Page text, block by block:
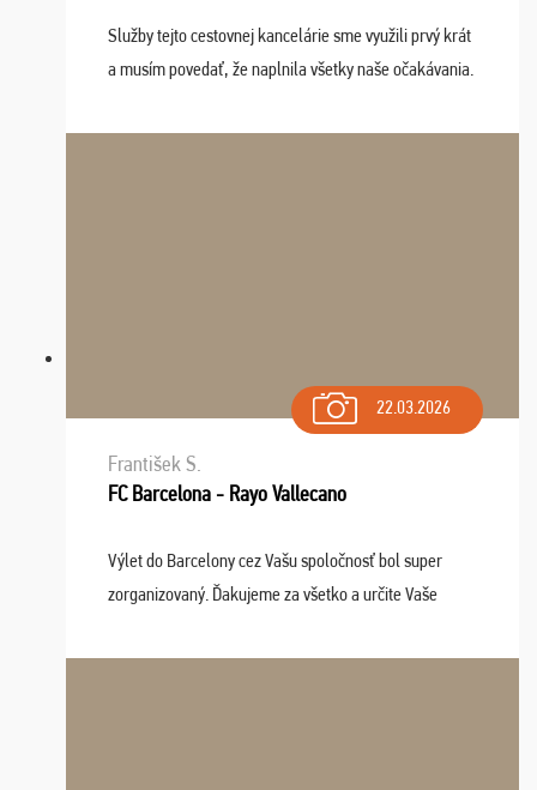
Služby tejto cestovnej kancelárie sme využili prvý krát
a musím povedať, že naplnila všetky naše očakávania.
dispozícii nonstop (milí, profesionálni ...
22.03.2026
František S.
FC Barcelona - Rayo Vallecano
Výlet do Barcelony cez Vašu spoločnosť bol super
zorganizovaný. Ďakujeme za všetko a určite Vaše